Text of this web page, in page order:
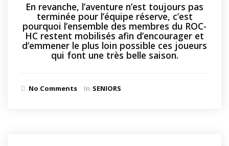
En revanche, l’aventure n’est toujours pas
terminée pour l’équipe réserve, c’est
pourquoi l’ensemble des membres du ROC-
HC restent mobilisés afin d’encourager et
d’emmener le plus loin possible ces joueurs
qui font une très belle saison.
No Comments In SENIORS